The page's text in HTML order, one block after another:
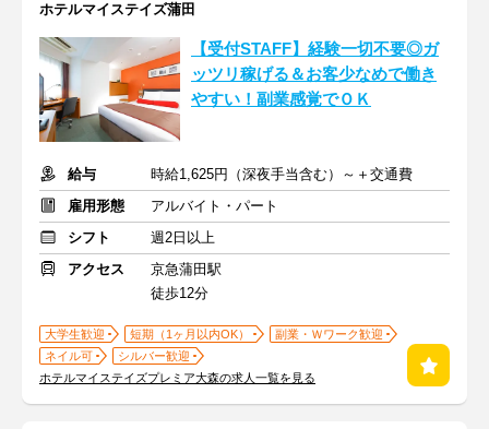
ホテルマイステイズ蒲田
【受付STAFF】経験一切不要◎ガ
ッツリ稼げる＆お客少なめで働き
やすい！副業感覚でＯＫ
給与
時給1,625円（深夜手当含む）～＋交通費
雇用形態
アルバイト・パート
シフト
週2日以上
アクセス
京急蒲田駅
徒歩12分
大学生歓迎 短期（1ヶ月以内OK）
副業・Ｗワーク歓迎
ネイル可
シルバー歓迎
ホテルマイステイズプレミア大森の求人一覧を見る